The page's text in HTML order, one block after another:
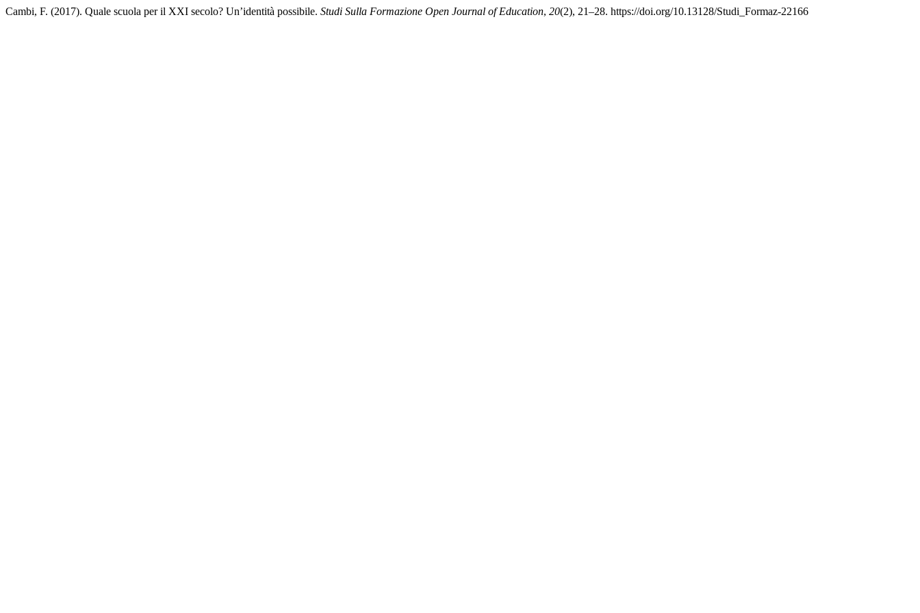
Cambi, F. (2017). Quale scuola per il XXI secolo? Un’identità possibile. Studi Sulla Formazione Open Journal of Education, 20(2), 21–28. https://doi.org/10.13128/Studi_Formaz-22166